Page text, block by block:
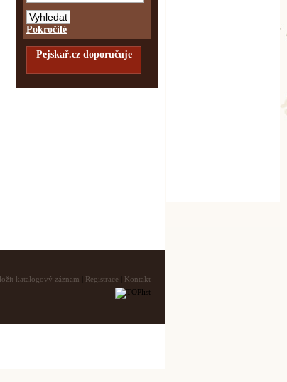
Pokročilé
Pejskař.cz doporučuje
katalogový záznam Registrace Kontakt